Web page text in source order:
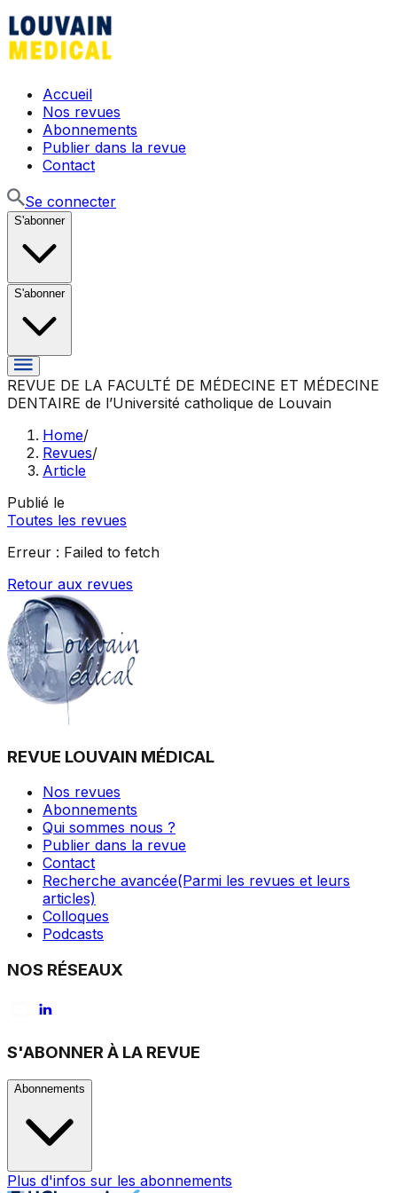
Accueil
Nos revues
Abonnements
Publier dans la revue
Contact
Se connecter
S'abonner
S'abonner
REVUE DE LA FACULTÉ DE MÉDECINE ET MÉDECINE
DENTAIRE de l’Université catholique de Louvain
Home/
Revues/
Article
Publié le
Toutes les revues
Erreur : Failed to fetch
Retour aux revues
REVUE LOUVAIN MÉDICAL
Nos revues
Abonnements
Qui sommes nous ?
Publier dans la revue
Contact
Recherche avancée(Parmi les revues et leurs
articles)
Colloques
Podcasts
NOS RÉSEAUX
S'ABONNER À LA REVUE
Abonnements
Plus d'infos sur les abonnements